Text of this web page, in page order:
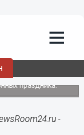
в
и 1
праздника.
-